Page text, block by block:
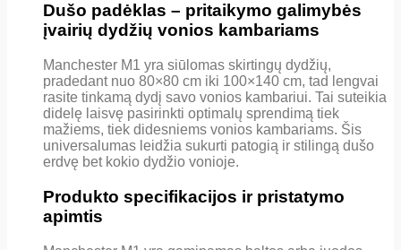
Dušo padėklas – pritaikymo galimybės
įvairių dydžių vonios kambariams
Manchester M1 yra siūlomas skirtingų dydžių,
pradedant nuo 80×80 cm iki 100×140 cm, tad lengvai
rasite tinkamą dydį savo vonios kambariui. Tai suteikia
didelę laisvę pasirinkti optimalų sprendimą tiek
mažiems, tiek didesniems vonios kambariams. Šis
universalumas leidžia sukurti patogią ir stilingą dušo
erdvę bet kokio dydžio vonioje.
Produkto specifikacijos ir pristatymo
apimtis